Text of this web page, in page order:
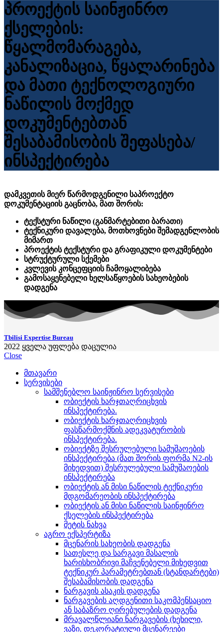
პროექტის საინჟინრო
ქსელების:
წყალმომარაგება,
კანალიზაცია, წყალარინება
და მათი ტექნოლოგიური
ნაწილის მოქმედ
დოკუმენტებთან
შესაბამისობის შეფასება/
ინსპექტირება
დამკვეთის მიერ წარმოდგენილი საპროექტო
დოკუმენტაციის გაცნობა, მათ შორის:
ტექსტური ნაწილი (განმარტებითი ბარათი)
ტექნიკური დავალება, მოთხოვნები შემადგენლობის
მიმართ
პროექტის ტექსტური და გრაფიკული დოკუმენტები
სტრუქტურული სქემები
კვლევის კონცეფციის ჩამოყალიბება
გამოსაყენებელი ხელსაწყოების სახეობების
დადგენა
Tbilisi Expertise Bureau
2022 ყველა უფლება დაცულია
Close
მთავარი
სერვისები
სამშენებლო საინჟინრო სერვისები
ობიექტის ხარჯთაღრიცხვის
ინსპექტირება.
ობიექტის ხარჯთაღრიცხვის
ფასწარმოქმნის ადეკვატურობის
ინსპექტირება.
ობიექტზე შესრულებული სამუშაოების
ინსპექტირება (მათ შორის ფორმა N2-ის
მიხედვით) შესრულებული სამუშაოების
ინსპექტირება
ობიექტის ან მისი ნაწილის ტექნიკური
მდგომარეობის ინსპექტირება
ობიექტის ან მისი ნაწილის საინჟინრო
ქსელების ინსპექტირება
მეტის ნახვა
აგრო ექსპერტიზა
მცენარის სახეობის დადგენა
სათესლე და სარგავი მასალის
ხარისხობრივი მაჩვენებელი მიხედვით
ტექნიკურ პარამეტრებთან (სტანდარტები)
შესაბამისობის დადგენა
ნარგავის ასაკის დადგენა
ნარგავების აღდგენითი საკომპენსაციო
ან საბაზრო ღირებულების დადგენა
მრავალწლიანი ნარგავების (ხეხილი,
ვაზი, დეკორატიული მცენარეები